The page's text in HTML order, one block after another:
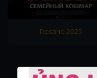
Rosario 2025